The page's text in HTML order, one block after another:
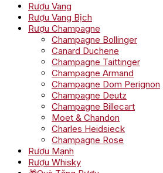
Rượu Vang
Rượu Vang Bịch
Rượu Champagne
Champagne Bollinger
Canard Duchene
Champagne Taittinger
Champagne Armand
Champagne Dom Perignon
Champagne Deutz
Champagne Billecart
Moet & Chandon
Charles Heidsieck
Champagne Rose
Rượu Mạnh
Rượu Whisky